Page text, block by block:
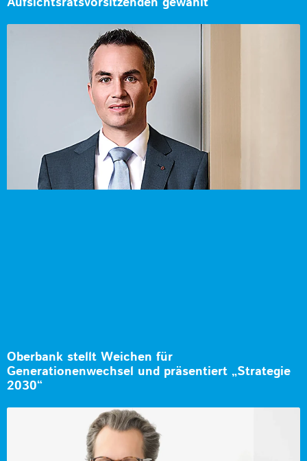
Oberbank stellt Weichen für
Generationenwechsel und präsentiert „Strategie
2030“